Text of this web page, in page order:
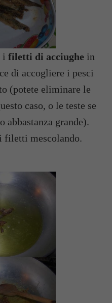
i filetti di acciughe in
di accogliere i pesci
(potete eliminare le
caso, o le teste se
abbastanza grande).
filetti mescolando.